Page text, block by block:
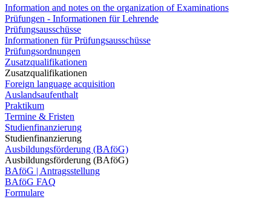
Information and notes on the organization of Examinations
Prüfungen - Informationen für Lehrende
Prüfungsausschüsse
Informationen für Prüfungsausschüsse
Prüfungsordnungen
Zusatzqualifikationen
Zusatzqualifikationen
Foreign language acquisition
Auslandsaufenthalt
Praktikum
Termine & Fristen
Studienfinanzierung
Studienfinanzierung
Ausbildungsförderung (BAföG)
Ausbildungsförderung (BAföG)
BAföG | Antragsstellung
BAföG FAQ
Formulare